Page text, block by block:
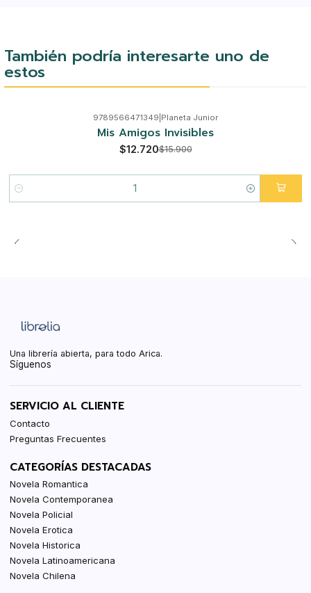
También podría interesarte uno de
estos
9789566471349 Planeta Junior
Mis Amigos Invisibles
$12.720$15.900
Cantidad
Una librería abierta, para todo Arica.
Síguenos
SERVICIO AL CLIENTE
Contacto
Preguntas Frecuentes
CATEGORÍAS DESTACADAS
Novela Romantica
Novela Contemporanea
Novela Policial
Novela Erotica
Novela Historica
Novela Latinoamericana
Novela Chilena